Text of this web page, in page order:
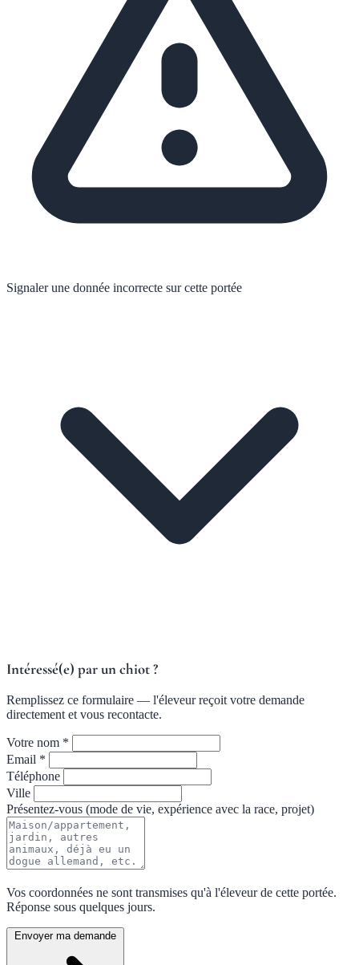
Signaler une donnée incorrecte sur cette portée
Intéressé(e) par un chiot ?
Remplissez ce formulaire — l'éleveur reçoit votre demande
directement et vous recontacte.
Votre nom *
Email *
Téléphone
Ville
Présentez-vous (mode de vie, expérience avec la race, projet)
Vos coordonnées ne sont transmises qu'à l'éleveur de cette portée.
Réponse sous quelques jours.
Envoyer ma demande